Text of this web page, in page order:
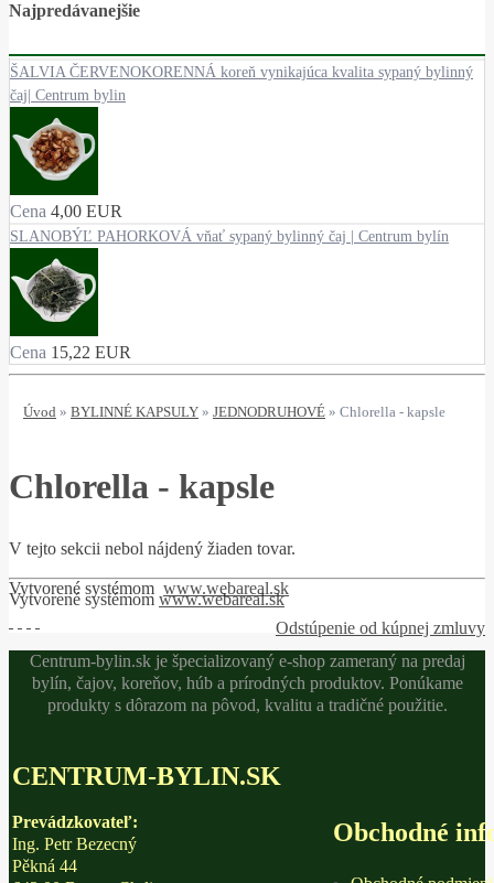
Najpredávanejšie
ŠALVIA ČERVENOKORENNÁ koreň vynikajúca kvalita sypaný bylinný
čaj| Centrum bylin
Cena 4,00 EUR
SLANOBÝĽ PAHORKOVÁ vňať sypaný bylinný čaj | Centrum bylín
Cena 15,22 EUR
Úvod » BYLINNÉ KAPSULY » JEDNODRUHOVÉ » Chlorella - kapsle
Chlorella - kapsle
V tejto sekcii nebol nájdený žiaden tovar.
Vytvorené systémom www.webareal.sk
Vytvorené systémom www.webareal.sk
Odstúpenie od kúpnej zmluvy
Centrum-bylin.sk je špecializovaný e-shop zameraný na predaj
bylín, čajov, koreňov, húb a prírodných produktov. Ponúkame
produkty s dôrazom na pôvod, kvalitu a tradičné použitie.
CENTRUM-BYLIN.SK
Prevádzkovateľ:
Ing. Petr Bezecný
Pěkná 44
Obchodné